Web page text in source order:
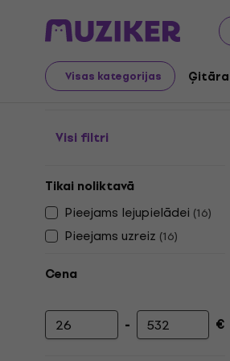
Visas kategorijas
Mūzikas instrumenti Studio
DJ
Visi filtri
Tikai noliktavā
Pieejams lejupielādei (16)
Pieejams uzreiz (16)
Cena
Minimālā cena
- Maksimālā cena
€